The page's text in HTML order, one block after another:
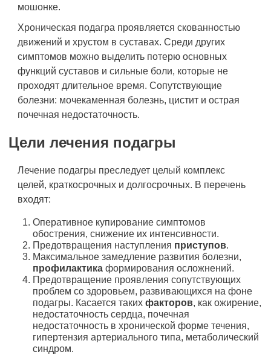
мошонке.
Хроническая подагра проявляется скованностью
движений и хрустом в суставах. Среди других
симптомов можно выделить потерю основных
функций суставов и сильные боли, которые не
проходят длительное время. Сопутствующие
болезни: мочекаменная болезнь, цистит и острая
почечная недостаточность.
Цели лечения подагры
Лечение подагры преследует целый комплекс
целей, краткосрочных и долгосрочных. В перечень
входят:
Оперативное купирование симптомов
обострения, снижение их интенсивности.
Предотвращения наступления приступов.
Максимальное замедление развития болезни,
профилактика формирования осложнений.
Предотвращение проявления сопутствующих
проблем со здоровьем, развивающихся на фоне
подагры. Касается таких факторов, как ожирение,
недостаточность сердца, почечная
недостаточность в хронической форме течения,
гипертензия артериального типа, метаболический
синдром.